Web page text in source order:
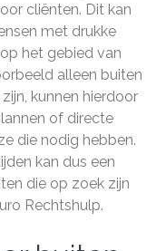
cliënten. Dit kan
met drukke
het gebied van
alleen buiten
kunnen hierdoor
of directe
die nodig hebben.
kan dus een
die op zoek zijn
Rechtshulp.